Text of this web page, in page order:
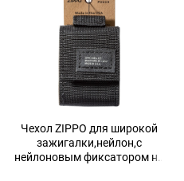
Чехол ZIPPO для широкой
зажигалки,нейлон,с
нейлоновым фиксатором на